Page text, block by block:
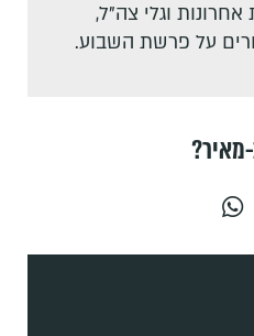
וגלי צה"ל,
על פרשת השבוע.
מאיר?